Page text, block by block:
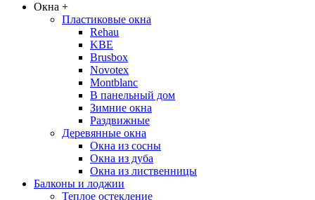
Окна +
Пластиковые окна
Rehau
KBE
Brusbox
Novotex
Montblanc
В панельный дом
Зимние окна
Раздвижные
Деревянные окна
Окна из сосны
Окна из дуба
Окна из лиственницы
Балконы и лоджии
Теплое остекление